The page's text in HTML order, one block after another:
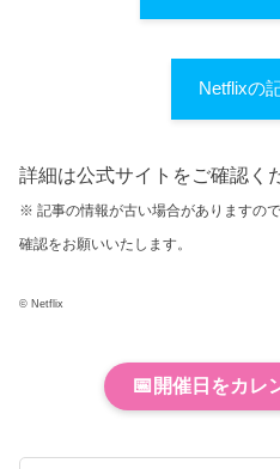
Netflixの
詳細は公式サイトをご確認く
※ 記事の情報が古い場合がありますの
確認をお願いいたします。
© Netflix
📅 開催日をカレ